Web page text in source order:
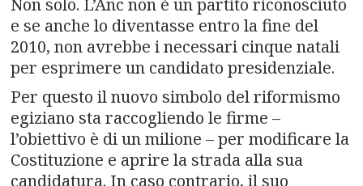
e se anche lo diventasse entro la fine del
2010, non avrebbe i necessari cinque natali
per esprimere un candidato presidenziale.
Per questo il nuovo simbolo del riformismo
egiziano sta raccogliendo le firme –
l’obiettivo è di un milione – per modificare la
Costituzione e aprire la strada alla sua
candidatura. In caso contrario, il suo